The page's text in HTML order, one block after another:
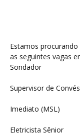
Estamos
as seguintes vagas
Sondador
Supervisor de Convés
Imediato (MSL)
Eletricista Sênior